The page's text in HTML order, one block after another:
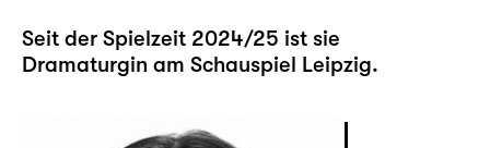
Seit der Spielzeit 2024/25 ist sie
Dramaturgin am Schauspiel Leipzig.